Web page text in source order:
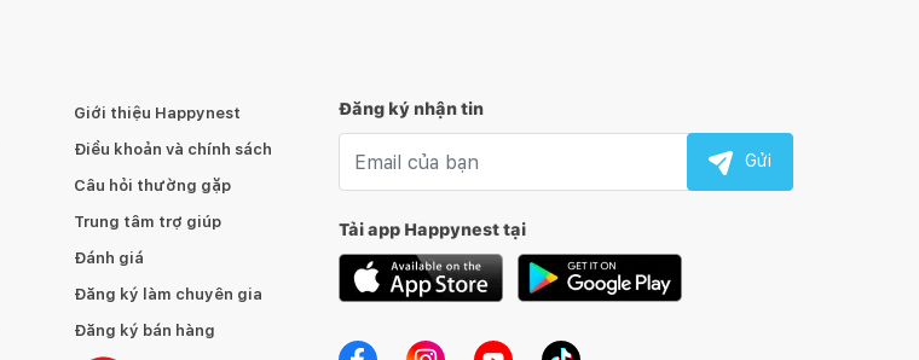
Giới thiệu Happynest
Điều khoản và chính sách
Câu hỏi thường gặp
Trung tâm trợ giúp
Đánh giá
Đăng ký làm chuyên gia
Đăng ký bán hàng
Đăng ký nhận tin
Gửi
Tải app Happynest tại